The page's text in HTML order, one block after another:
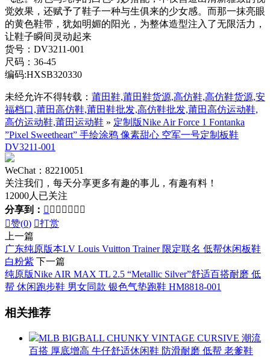
觉效果，还赋予了鞋子一种与生俱来的少女感。而那一抹亮眼
的黄色鞋带，犹如明媚的阳光，为整体造型注入了无限活力，
让鞋子瞬间灵动起来
货号：DV3211-001
尺码：36-45
编码:HXSB320330
未经允许不得转载： 莆田鞋,莆田鞋货源,高仿鞋,高仿鞋货源,安
福档口,莆田高仿鞋,莆田鞋批发,高仿鞋批发,莆田高仿运动鞋,
高仿运动鞋,莆田运动鞋 » 定制版Nike Air Force 1 Fontanka
”Pixel Sweetheart” 手绘涂鸦 像素甜心 空军一号定制板鞋
DV3211-001
WeChat：82210051
关注我们，每天分享更多有趣的事儿，有趣有料！
12000人已关注
分享到：       
赞(0) 打赏
上一篇
广东纯原版本LV Louis Vuitton Trainer 限定联名 低帮休闲板鞋
白粉紫 下一篇
纯原版Nike AIR MAX TL 2.5 “Metallic Silver”舒适百搭耐磨 低
帮 休闲跑步鞋 男女同款 银色气垫跑鞋 HM8818-001
相关推荐
MLB BIGBALL CHUNKY VINTAGE CURSIVE 潮流
百搭 厚底增高 牛仔舒适休闲鞋 防滑耐磨 低帮 老爹鞋